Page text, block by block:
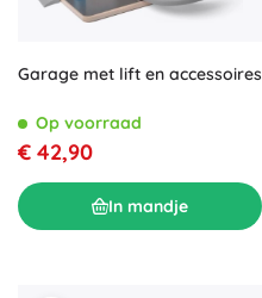
Garage met lift en accessoires
Op voorraad
€ 42,90
In mandje